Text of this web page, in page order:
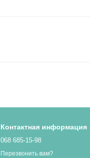
Контактная информация
068 685-15-98
Перезвонить вам?